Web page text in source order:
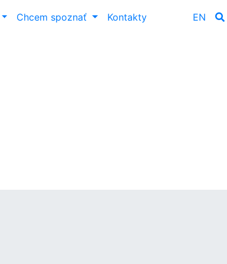
Chcem spoznať Kontakty EN